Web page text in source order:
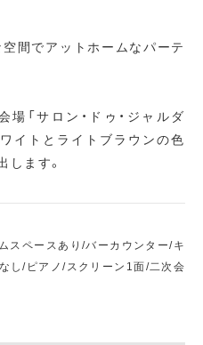
間でアットホームなパーテ
「サロン・ドゥ・ジャルダ
イトとライトブラウンの色
します。
スペースあり/バーカウンター/キ
し/ピアノ/スクリーン1面/二次会